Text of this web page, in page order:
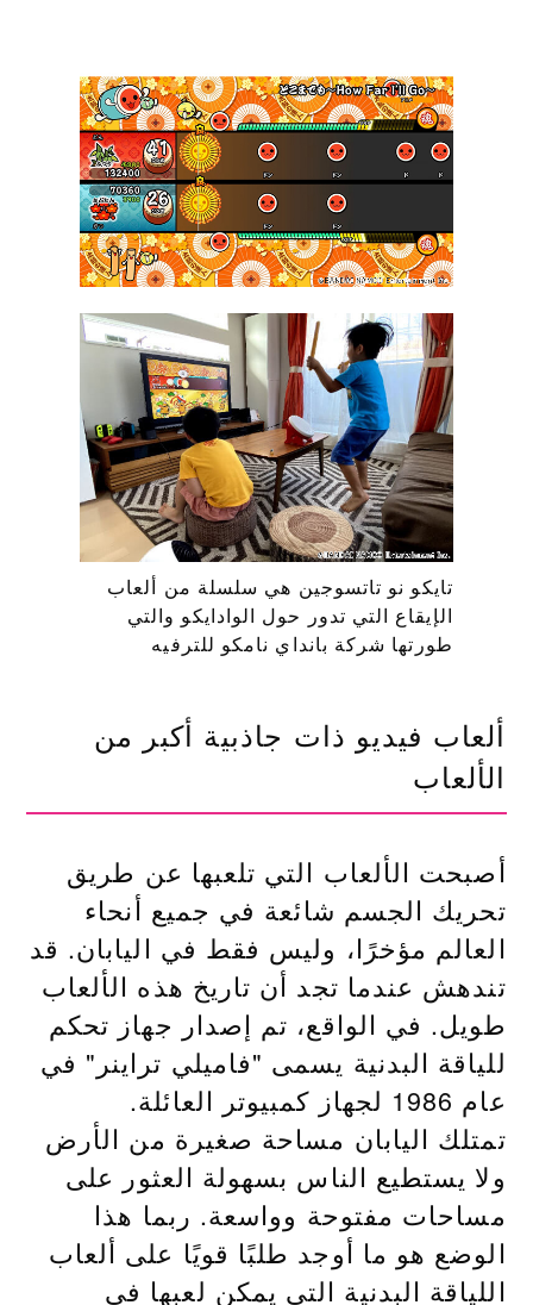
تايكو نو تاتسوجين هي سلسلة من ألعاب
الإيقاع التي تدور حول الوادايكو والتي
طورتها شركة بانداي نامكو للترفيه
ألعاب فيديو ذات جاذبية أكبر من
الألعاب
أصبحت الألعاب التي تلعبها عن طريق
تحريك الجسم شائعة في جميع أنحاء
العالم مؤخرًا، وليس فقط في اليابان. قد
تندهش عندما تجد أن تاريخ هذه الألعاب
طويل. في الواقع، تم إصدار جهاز تحكم
للياقة البدنية يسمى "فاميلي تراينر" في
عام 1986 لجهاز كمبيوتر العائلة.
تمتلك اليابان مساحة صغيرة من الأرض
ولا يستطيع الناس بسهولة العثور على
مساحات مفتوحة وواسعة. ربما هذا
الوضع هو ما أوجد طلبًا قويًا على ألعاب
اللياقة البدنية التي يمكن لعبها في